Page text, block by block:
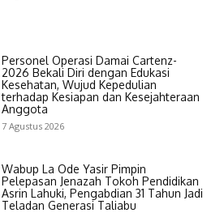
Personel Operasi Damai Cartenz-
2026 Bekali Diri dengan Edukasi
Kesehatan, Wujud Kepedulian
terhadap Kesiapan dan Kesejahteraan
Anggota
7 Agustus 2026
Wabup La Ode Yasir Pimpin
Pelepasan Jenazah Tokoh Pendidikan
Asrin Lahuki, Pengabdian 31 Tahun Jadi
Teladan Generasi Taliabu